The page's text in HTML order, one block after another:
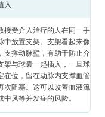
入
接受介入治疗的人在同一手术
中放置支架。支架看起来像一
支撑动脉壁，有助于防止介入
架与球囊一起插入，一旦球囊
在位，留在动脉内支撑血管内
次阻塞。这可以改善血液流动
中风等并发症的风险。